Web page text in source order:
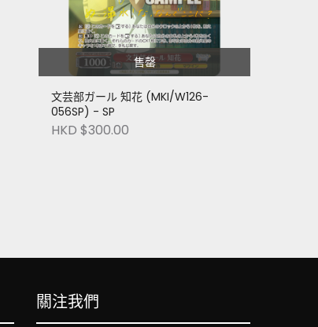
售罄
文芸部ガール 知花 (MKI/W126-
056SP) - SP
HKD $300.00
關注我們